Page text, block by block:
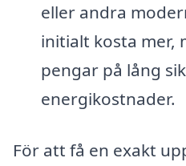
eller andra
initialt kosta mer,
pengar på lång
energikostnader.
För att få en exakt